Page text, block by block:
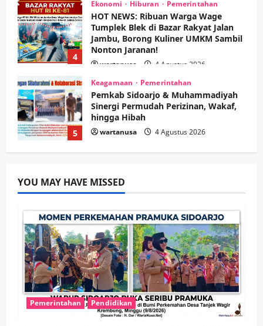
5
Keagamaan Pemerintahan
Pemkab Sidoarjo & Muhammadiyah
Sinergi Permudah Perizinan, Wakaf,
hingga Hibah
wartanusa 4 Agustus 2026
1
Kesehatan Pemerintahan
Ubah Lahan Tidur Jadi Cuan: Wabup
Sidoarjo Apresiasi Inovasi Teh Daun
Kumis Kucing Produk Anggota TNI AL
wartanusa 8 Agustus 2026
2
PANAS! Kalah Tender Proyek RSUD
Sibar Rp 9,9 M, Beranikah CV Tiga
Jaminan Rp 100 Juta?
wartanusa 5 Agustus 2026
3
Olahraga
Adu Taktik di Atas Rumput Sintetis:
PWI dan Sapma PP Sidoarjo
Memanaskan Mesin Menuju Piala
Soccer
wartanusa 5 Agustus 2026
Ekonomi Hiburan Pemerintahan
YOU MAY HAVE MISSED
Pemerintahan Pendidikan